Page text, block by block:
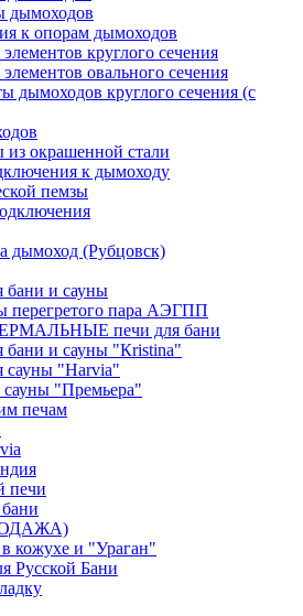
дымоходов
к опорам дымоходов
круглого сечения
овального сечения
дымоходов круглого сечения (с
окрашенной стали
к дымоходу
пемзы
дымоход (Рубцовск)
бани и сауны
перегретого пара АЭГПП
печи для бани
бани и сауны "Кristina"
сауны "Harvia"
сауны "Премьера"
печам
печи
кожухе и "Ураган"
Русской Бани